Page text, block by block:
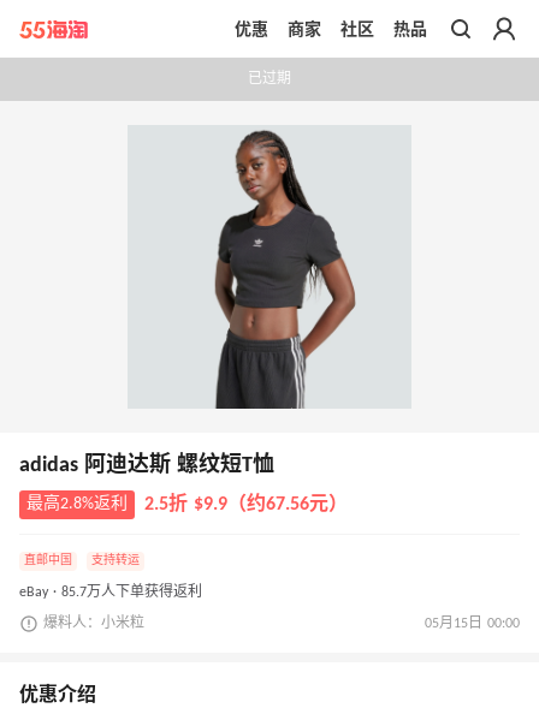
带你去官网买正品
优惠 商家 社区 热品
已过期
adidas 阿迪达斯 螺纹短T恤
最高2.8%返利 2.5折 $9.9（约67.56元）
直邮中国 支持转运
eBay · 85.7万人下单获得返利
爆料人：小米粒 05月15日 00:00
优惠介绍